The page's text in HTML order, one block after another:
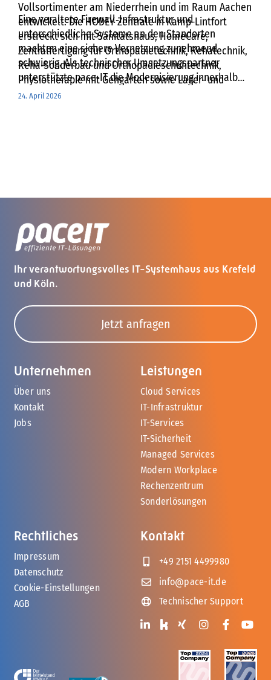
Vollsortimenter am Niederrhein und im Raum Aachen
entwickelt. Die HODEY Zentrale in Kamp-Lintfort
erstreckt sich mit Sanitätshaus, HomeCare,
Zentralfertigung für Orthopädietechnik, Rehatechnik,
Reha-Sonderbau und Orthopädieschuhtechnik,
Physiotherapie mit Gehgarten sowie Lager- und
Logistikzentrum über eine Fläche von insgesamt
Eine veraltete Firewall‑Infrastruktur und
unterschiedliche Systeme an den Standorten
machten eine sichere Vernetzung zunehmend
schwierig. Als technischer Umsetzungspartner
unterstützte pace‑IT die Modernisierung innerhalb
der bestehenden Managed‑Service‑Umgebung des
24. April 2026
Ihr verantwortungsvolles IT-Systemhaus aus Krefeld
und Köln.
Jetzt anfragen
Unternehmen
Über uns
Kontakt
Jobs
Leistungen
Cloud Services
IT-Infrastruktur
IT-Services
IT-Sicherheit
Managed Services
Modern Workplace
Rechenzentrum
Sonderlösungen
Rechtliches
Impressum
Datenschutz
Cookie-Einstellungen
AGB
Kontakt
+49 2151 4499980
info@pace-it.de
Technischer Support